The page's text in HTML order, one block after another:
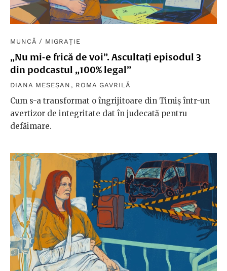
MUNCĂ / MIGRAȚIE
„Nu mi-e frică de voi”. Ascultați episodul 3
din podcastul „100% legal”
DIANA MESEȘAN , ROMA GAVRILĂ
Cum s-a transformat o îngrijitoare din Timiș într-un
avertizor de integritate dat în judecată pentru
defăimare.